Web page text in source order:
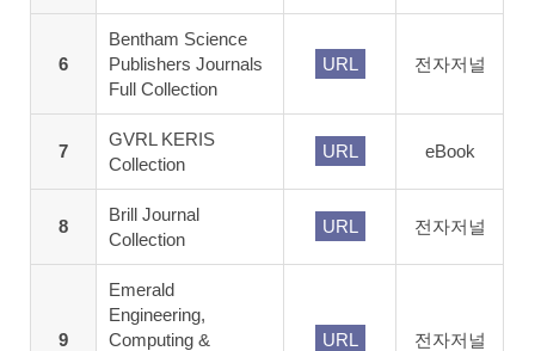
6
Bentham Science
Publishers Journals
Full Collection
URL 전자저널
7
GVRL KERIS
Collection
URL eBook
8
Brill Journal
Collection
URL 전자저널
9
Emerald
Engineering,
Computing &
URL 전자저널